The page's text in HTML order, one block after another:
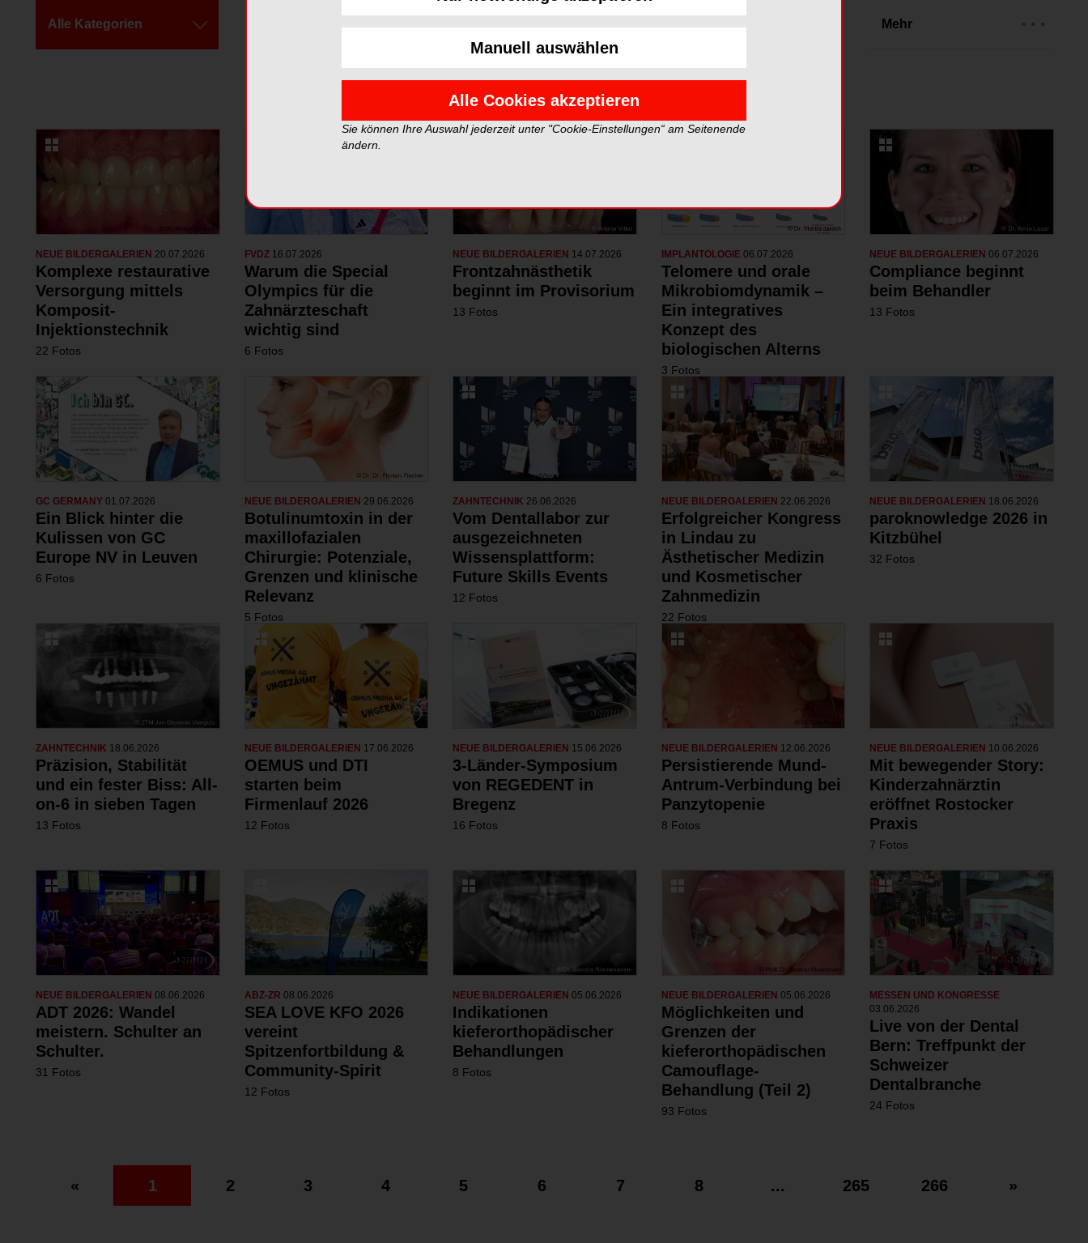
Alle Kategorien Mehr
NEUE BILDERGALERIEN 20.07.2026
Komplexe restaurative
Versorgung mittels
Komposit-
Injektionstechnik
22 Fotos
FVDZ 16.07.2026
Warum die Special
Olympics für die
Zahnärzteschaft
wichtig sind
6 Fotos
NEUE BILDERGALERIEN 14.07.2026
Frontzahnästhetik
beginnt im Provisorium
13 Fotos
IMPLANTOLOGIE 06.07.2026
Telomere und orale
Mikrobiomdynamik –
Ein integratives
Konzept des
biologischen Alterns
3 Fotos
NEUE BILDERGALERIEN06.07.2026
Compliance beginnt
beim Behandler
13 Fotos
GC GERMANY 01.07.2026
Ein Blick hinter die
Kulissen von GC
Europe NV in Leuven
6 Fotos
NEUE BILDERGALERIEN 29.06.2026
Botulinumtoxin in der
maxillofazialen
Chirurgie: Potenziale,
Grenzen und klinische
Relevanz
5 Fotos
ZAHNTECHNIK 26.06.2026
Vom Dentallabor zur
ausgezeichneten
Wissensplattform:
Future Skills Events
12 Fotos
NEUE BILDERGALERIEN 22.06.2026
Erfolgreicher Kongress
in Lindau zu
Ästhetischer Medizin
und Kosmetischer
Zahnmedizin
22 Fotos
NEUE BILDERGALERIEN 18.06.2026
paroknowledge 2026 in
Kitzbühel
32 Fotos
ZAHNTECHNIK 18.06.2026
Präzision, Stabilität
und ein fester Biss: All-
on-6 in sieben Tagen
13 Fotos
NEUE BILDERGALERIEN 17.06.2026
OEMUS und DTI
starten beim
Firmenlauf 2026
12 Fotos
NEUE BILDERGALERIEN 15.06.2026
3-Länder-Symposium
von REGEDENT in
Bregenz
16 Fotos
NEUE BILDERGALERIEN 12.06.2026
Persistierende Mund-
Antrum-Verbindung bei
Panzytopenie
8 Fotos
NEUE BILDERGALERIEN 10.06.2026
Mit bewegender Story:
Kinderzahnärztin
eröffnet Rostocker
Praxis
7 Fotos
NEUE BILDERGALERIEN 08.06.2026
ADT 2026: Wandel
meistern. Schulter an
Schulter.
31 Fotos
ABZ-ZR 08.06.2026
SEA LOVE KFO 2026
vereint
Spitzenfortbildung &
Community-Spirit
12 Fotos
NEUE BILDERGALERIEN05.06.2026
Indikationen
kieferorthopädischer
Behandlungen
8 Fotos
NEUE BILDERGALERIEN 05.06.2026
Möglichkeiten und
Grenzen der
kieferorthopädischen
Camouflage-
Behandlung (Teil 2)
93 Fotos
MESSEN UND KONGRESSE
03.06.2026
Live von der Dental
Bern: Treffpunkt der
Schweizer
Dentalbranche
24 Fotos
« 1 2 3 4 5 6 7 8 ... 265 266 »
Manuell auswählen
Alle Cookies akzeptieren
Sie können Ihre Auswahl jederzeit unter "Cookie-Einstellungen“ am Seitenende
ändern.